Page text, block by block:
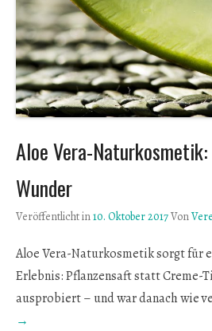
Aloe Vera-
Wunder
Veröffentlicht in10. Oktober 2017Von
Aloe Vera-Naturkosmetik sorgt für
Erlebnis: Pflanzensaft statt Creme-
ausprobiert – und war danach wie
→